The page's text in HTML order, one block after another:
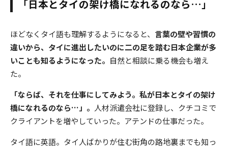
「日本とタイの架け橋になれるのなら…」
ほどなくタイ語も理解するようになると、 言葉の壁や習慣の
違いから、タイに進出したいのに二の足を踏む日本企業が多
いことも知るようになった。 自然と相談に乗る機会も増え
た。
「ならば、それを仕事にしてみよう。私が日本とタイの架け
橋になれるのなら…」。 人材派遣会社に登録し、クチコミで
クライアントを増やしていった。アテンドの仕事だった。
タイ語に英語。タイ人ばかりが住む街角の路地裏までも知っ